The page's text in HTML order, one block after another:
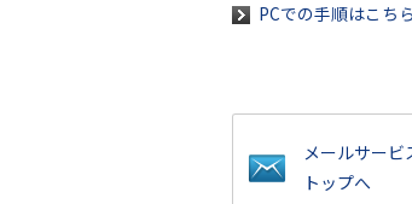
PCでの手順はこちら
メールサービ
トップへ